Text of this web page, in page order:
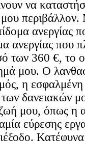
να
ανεργίας που
των 360 €, το
μου. Ο
η
δανειακών
μου, όπως η
εύρεσης